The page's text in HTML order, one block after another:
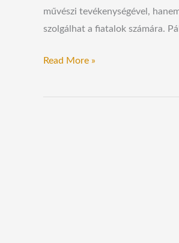
művészi tevékenységével,
szolgálhat a fiatalok számára.
Read More »